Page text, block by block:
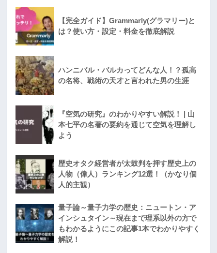
【完全ガイド】Grammarly(グラマリー)と
は？使い方・設定・料金を徹底解説
ハンニバル・バルカってどんな人！？孤高
の名将、戦術の天才と言われた男の生涯
『空気の研究』のわかりやすい解説！ | 山
本七平の名著の要約を通じて空気を理解し
よう
歴史オタク経営者が太鼓判を押す歴史上の
人物（偉人）ランキング12選！（かなり個
人的主観）
量子論～量子力学の歴史：ニュートン・ア
インシュタイン～現在まで理系以外の方で
もわかるようにこの記事1本でわかりやすく
解説！